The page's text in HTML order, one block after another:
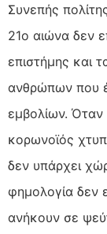
Συνεπής
21ο αιώνα δεν
επιστήμης και
ανθρώπων που
εμβολίων. Όταν
κορωνοϊός
δεν υπάρχει
φημολογία δεν
ανήκουν σε